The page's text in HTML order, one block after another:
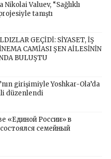
Nikolai Valuev, “Sağlıklı
tanıştı
GEÇİDİ: SİYASET, İŞ
CAMİASI ŞEN AİLESİNİN
BULUŞTU
girişimiyle Yoshkar-Ola’da
düzenlendi
«Единой России» в
семейный